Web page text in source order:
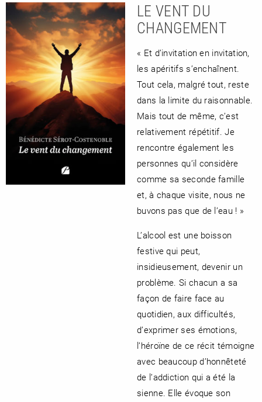
LE VENT DU
CHANGEMENT
« Et d’invitation en invitation,
les apéritifs s’enchaînent.
Tout cela, malgré tout, reste
dans la limite du raisonnable.
Mais tout de même, c’est
relativement répétitif. Je
rencontre également les
personnes qu’il considère
comme sa seconde famille
et, à chaque visite, nous ne
buvons pas que de l’eau ! »
L’alcool est une boisson
festive qui peut,
insidieusement, devenir un
problème. Si chacun a sa
façon de faire face au
quotidien, aux difficultés,
d’exprimer ses émotions,
l’héroïne de ce récit témoigne
avec beaucoup d’honnêteté
de l’addiction qui a été la
sienne. Elle évoque son